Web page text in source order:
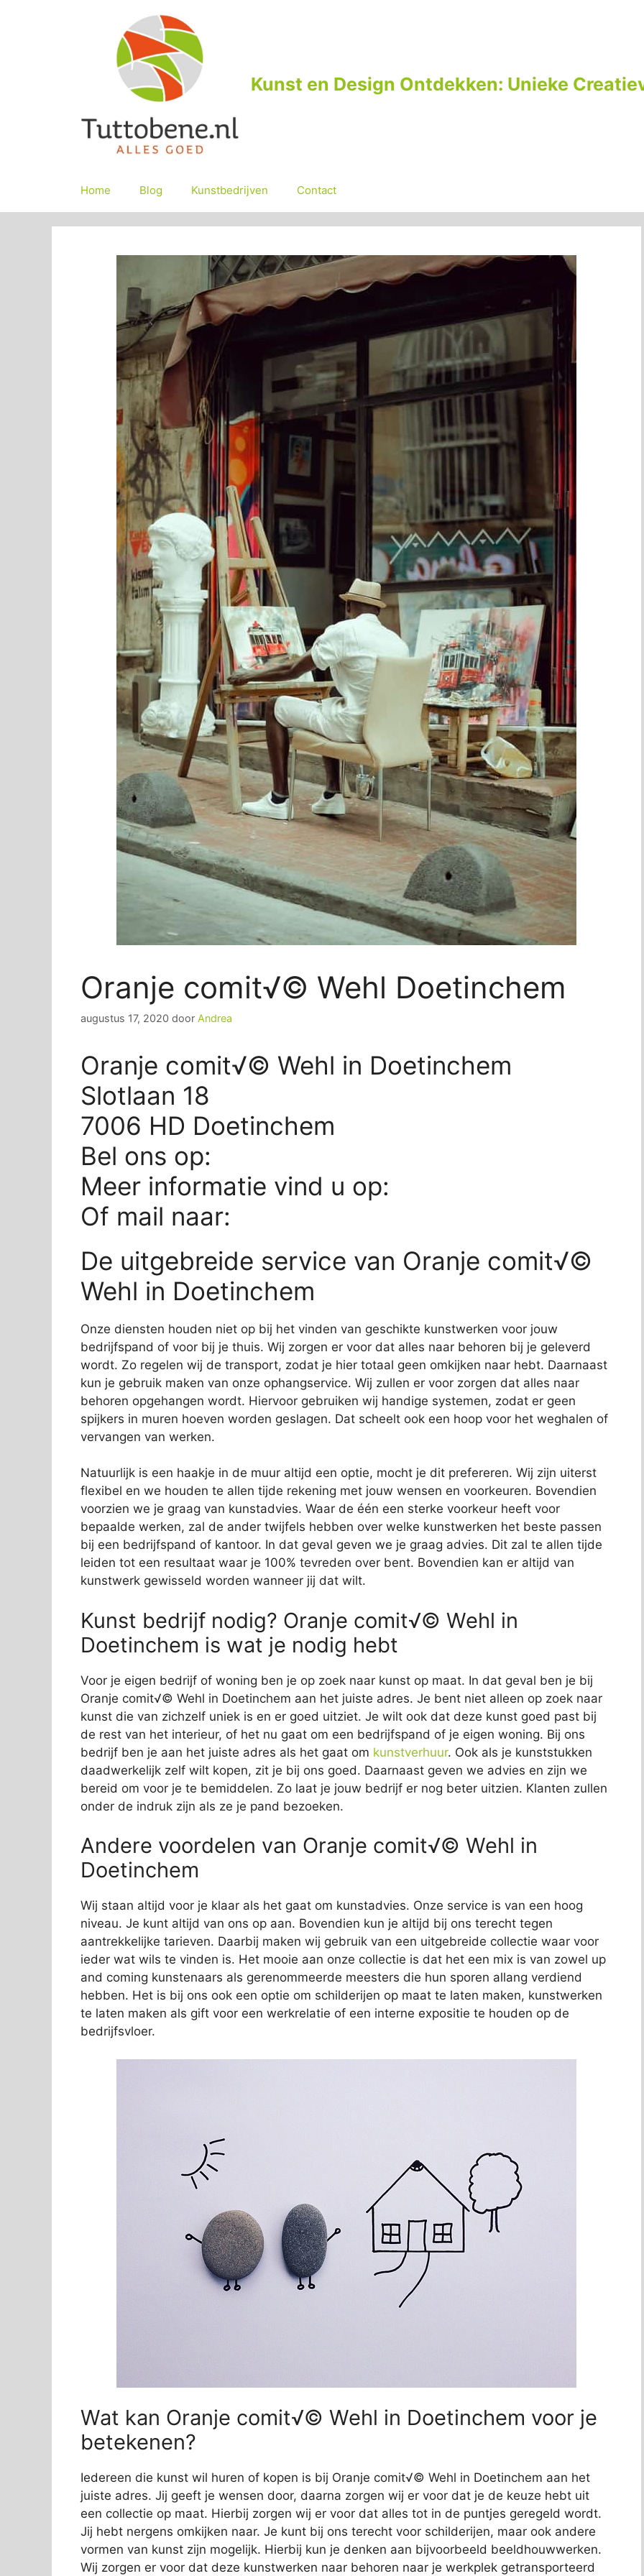
Kunst en Design Ontdekken: Unieke
Home Blog Kunstbedrijven Contact
Oranje comit√© Wehl Doetinchem
augustus 17, 2020 door Andrea
Oranje comit√© Wehl in Doetinchem
Slotlaan 18
7006 HD Doetinchem
Bel ons op:
Meer informatie vind u op:
Of mail naar:
De uitgebreide service van Oranje comit√©
Wehl in Doetinchem
Onze diensten houden niet op bij het vinden van geschikte kunstwerken voor jouw
bedrijfspand of voor bij je thuis. Wij zorgen er voor dat alles naar behoren bij je geleverd
wordt. Zo regelen wij de transport, zodat je hier totaal geen omkijken naar hebt. Daarnaast
kun je gebruik maken van onze ophangservice. Wij zullen er voor zorgen dat alles naar
behoren opgehangen wordt. Hiervoor gebruiken wij handige systemen, zodat er geen
spijkers in muren hoeven worden geslagen. Dat scheelt ook een hoop voor het weghalen of
vervangen van werken.
Natuurlijk is een haakje in de muur altijd een optie, mocht je dit prefereren. Wij zijn uiterst
flexibel en we houden te allen tijde rekening met jouw wensen en voorkeuren. Bovendien
voorzien we je graag van kunstadvies. Waar de één een sterke voorkeur heeft voor
bepaalde werken, zal de ander twijfels hebben over welke kunstwerken het beste passen
bij een bedrijfspand of kantoor. In dat geval geven we je graag advies. Dit zal te allen tijde
leiden tot een resultaat waar je 100% tevreden over bent. Bovendien kan er altijd van
kunstwerk gewisseld worden wanneer jij dat wilt.
Kunst bedrijf nodig? Oranje comit√© Wehl in
Doetinchem is wat je nodig hebt
Voor je eigen bedrijf of woning ben je op zoek naar kunst op maat. In dat geval ben je bij
Oranje comit√© Wehl in Doetinchem aan het juiste adres. Je bent niet alleen op zoek naar
kunst die van zichzelf uniek is en er goed uitziet. Je wilt ook dat deze kunst goed past bij
de rest van het interieur, of het nu gaat om een bedrijfspand of je eigen woning. Bij ons
bedrijf ben je aan het juiste adres als het gaat om kunstverhuur. Ook als je kunststukken
daadwerkelijk zelf wilt kopen, zit je bij ons goed. Daarnaast geven we advies en zijn we
bereid om voor je te bemiddelen. Zo laat je jouw bedrijf er nog beter uitzien. Klanten zullen
onder de indruk zijn als ze je pand bezoeken.
Andere voordelen van Oranje comit√© Wehl in
Doetinchem
Wij staan altijd voor je klaar als het gaat om kunstadvies. Onze service is van een hoog
niveau. Je kunt altijd van ons op aan. Bovendien kun je altijd bij ons terecht tegen
aantrekkelijke tarieven. Daarbij maken wij gebruik van een uitgebreide collectie waar voor
ieder wat wils te vinden is. Het mooie aan onze collectie is dat het een mix is van zowel up
and coming kunstenaars als gerenommeerde meesters die hun sporen allang verdiend
hebben. Het is bij ons ook een optie om schilderijen op maat te laten maken, kunstwerken
te laten maken als gift voor een werkrelatie of een interne expositie te houden op de
bedrijfsvloer.
Wat kan Oranje comit√© Wehl in Doetinchem voor je
betekenen?
Iedereen die kunst wil huren of kopen is bij Oranje comit√© Wehl in Doetinchem aan het
juiste adres. Jij geeft je wensen door, daarna zorgen wij er voor dat je de keuze hebt uit
een collectie op maat. Hierbij zorgen wij er voor dat alles tot in de puntjes geregeld wordt.
Jij hebt nergens omkijken naar. Je kunt bij ons terecht voor schilderijen, maar ook andere
vormen van kunst zijn mogelijk. Hierbij kun je denken aan bijvoorbeeld beeldhouwwerken.
Wij zorgen er voor dat deze kunstwerken naar behoren naar je werkplek getransporteerd